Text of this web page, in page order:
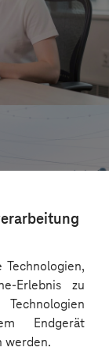
Erlebnis zu
Endgerät
werden.